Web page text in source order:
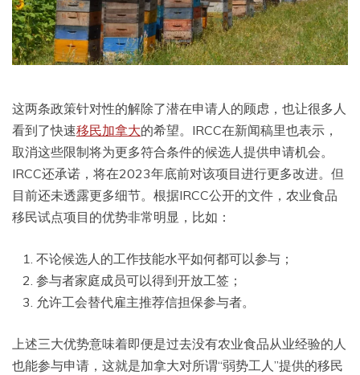
这两条政策针对性的解除了潜在申请人的顾虑，也让很多人
看到了快速移民加拿大的希望。IRCC在新闻稿里也表示，
取消这些限制将为更多符合条件的候选人提供申请机会。
IRCC还承诺，将在2023年底前对该项目进行更多改进。但
目前还未透露更多细节。根据IRCC公开的文件，农业食品
移民试点项目的优势非常明显，比如：
不论候选人的工作技能水平如何都可以参与；
参与者家庭成员可以得到开放工签；
允许工会替代雇主推荐信担保参与者。
上述三大优势意味着即便是过去没有农业食品从业经验的人
也能参与申请，这就是加拿大对所谓“弱势工人”提供的移民